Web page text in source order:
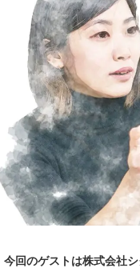
今回のゲストは株式会社